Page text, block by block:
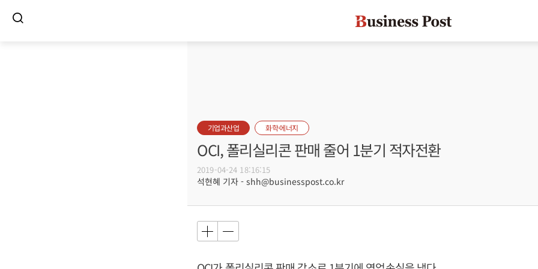
기업과산업 화학·에너지
OCI, 폴리실리콘 판매 줄어 1분기 적자전환
2019-04-24 18:16:15
석현혜 기자 - shh@businesspost.co.kr